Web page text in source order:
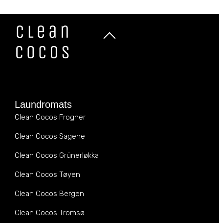
Laundromats
Clean Cocos Frogner
Clean Cocos Sagene
Clean Cocos Grünerløkka
Clean Cocos Tøyen
Clean Cocos Bergen
Clean Cocos Tromsø